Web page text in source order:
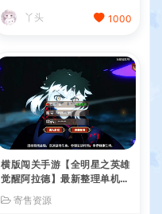
套源码
丫头 1000
横版闯关手游【全明星之英雄
觉醒阿拉德】最新整理单机一
JAVA管理后台+GM授权后台
寄售资源